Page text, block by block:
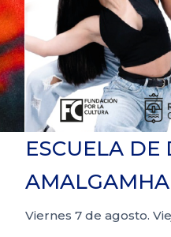
ESCUELA DE
AMALGAMHA
Viernes 7 de agosto.